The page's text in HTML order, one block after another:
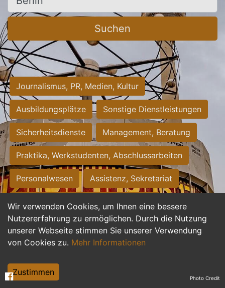
Wir verwenden Cookies, um Ihnen eine bessere
Nutzererfahrung zu ermöglichen. Durch die Nutzung
unserer Webseite stimmen Sie unserer Verwendung
von Cookies zu. Mehr Informationen
Zustimmen
Suchen
Journalismus, PR, Medien, Kultur
Ausbildungsplätze Sonstige Dienstleistungen
Sicherheitsdienste Management, Beratung
Praktika, Werkstudenten, Abschlussarbeiten
Personalwesen Assistenz, Sekretariat
Hilfskräfte, Aushilfs- und Nebenjobs
Einkauf, Logistik, Materialwirtschaft
Weiterbildung, Studium, duale Ausbildung
Tourismus
Photo Credit